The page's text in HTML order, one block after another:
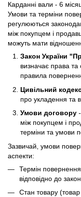
Карданні вали - 6
Умови та терміни
регулюються
між покупцем і
можуть мати
Закон України
визначає права
правила
Цивільний
про укладення та
Умови договору
між покупцем і
терміни та умови
Зазвичай, умови
аспекти:
Термін
відповідно до
Стан товару